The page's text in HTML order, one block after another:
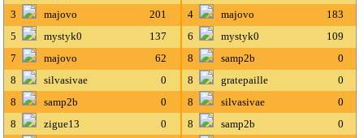
3
majovo 201 4 majovo
183
5
mystyk0 137 6 mystyk0
109
7
majovo 62 8 samp2b
0
8
silvasivae 0 8 gratepaille
0
8
samp2b 0 8 silvasivae
0
8
zigue13 0 8 samp2b
0